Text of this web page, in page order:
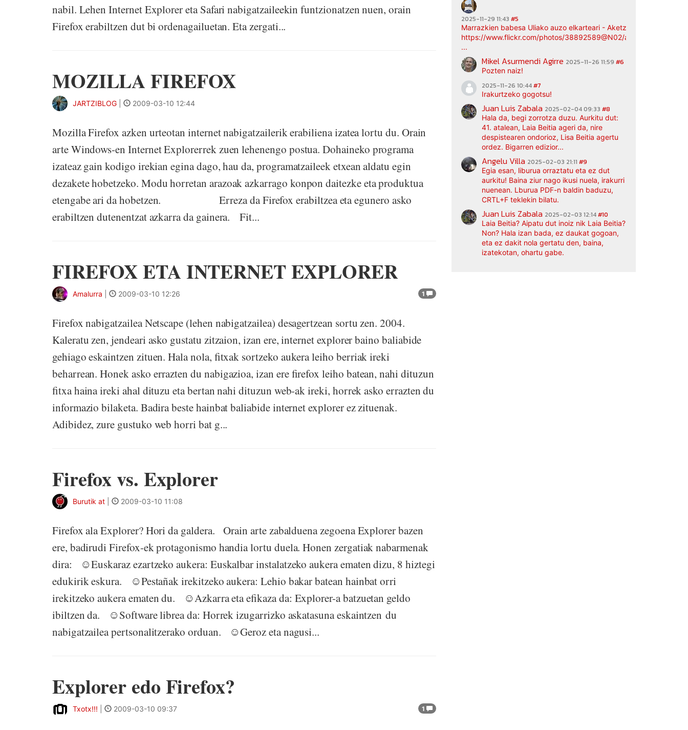
nabil. Lehen Internet Explorer eta Safari nabigatzaileekin funtzionatzen nuen, orain
Firefox erabiltzen dut bi ordenagailuetan. Eta zergati...
MOZILLA FIREFOX
JARTZIBLOG 2009-03-10 12:44
Mozilla Firefox azken urteotan internet nabigatzailerik erabiliena izatea lortu du. Orain
arte Windows-en Internet Explorerrek zuen lehenengo postua. Dohaineko programa
izateaz gain kodigo irekian egina dago, hau da, programatzaileek etxean aldatu egin
dezakete hobetzeko. Modu horretan arazoak azkarrago konpon daitezke eta produktua
etengabe ari da hobetzen. Erreza da Firefox erabiltzea eta egunero asko
erabiltzen dutenentzat azkarra da gainera. Fit...
FIREFOX ETA INTERNET EXPLORER
1
Amalurra 2009-03-10 12:26
Firefox nabigatzailea Netscape (lehen nabigatzailea) desagertzean sortu zen. 2004.
Kaleratu zen, jendeari asko gustatu zitzaion, izan ere, internet explorer baino baliabide
gehiago eskaintzen zituen. Hala nola, fitxak sortzeko aukera leiho berriak ireki
beharrean. Honek asko errazten du nabigazioa, izan ere firefox leiho batean, nahi dituzun
fitxa haina ireki ahal dituzu eta bertan nahi dituzun web-ak ireki, horrek asko errazten du
informazio bilaketa. Badira beste hainbat baliabide internet explorer ez zituenak.
Adibidez, zure gustuko web horri bat g...
Firefox vs. Explorer
Burutik at 2009-03-10 11:08
Firefox ala Explorer? Hori da galdera. Orain arte zabalduena zegoena Explorer bazen
ere, badirudi Firefox-ek protagonismo handia lortu duela. Honen zergatiak nabarmenak
dira: ☺Euskaraz ezartzeko aukera: Euskalbar instalatzeko aukera ematen dizu, 8 hiztegi
edukirik eskura. ☺Pestañak irekitzeko aukera: Lehio bakar batean hainbat orri
irekitzeko aukera ematen du. ☺Azkarra eta efikaza da: Explorer-a batzuetan geldo
ibiltzen da. ☺Software librea da: Horrek izugarrizko askatasuna eskaintzen du
nabigatzailea pertsonalitzerako orduan. ☺Geroz eta nagusi...
Explorer edo Firefox?
1
Txotx!!! 2009-03-10 09:37
2025-11-29 11:43 #5
Marrazkien babesa Uliako auzo elkarteari - Aketz etxea (argazki
https://www.flickr.com/photos/38892589@N02/albums/
...
Mikel Asurmendi Agirre 2025-11-26 11:59 #6
Pozten naiz!
2025-11-26 10:44#7
Irakurtzeko gogotsu!
Juan Luis Zabala 2025-02-04 09:33 #8
Hala da, begi zorrotza duzu. Aurkitu dut:
41. atalean, Laia Beitia ageri da, nire
despistearen ondorioz, Lisa Beitia agertu
ordez. Bigarren edizior...
Angelu Villa 2025-02-03 21:11 #9
Egia esan, liburua orraztatu eta ez dut
aurkitu! Baina ziur nago ikusi nuela, irakurri
nuenean. Lburua PDF-n baldin baduzu,
CRTL+F teklekin bilatu.
Juan Luis Zabala 2025-02-03 12:14#10
Laia Beitia? Aipatu dut inoiz nik Laia Beitia?
Non? Hala izan bada, ez daukat gogoan,
eta ez dakit nola gertatu den, baina,
izatekotan, ohartu gabe.